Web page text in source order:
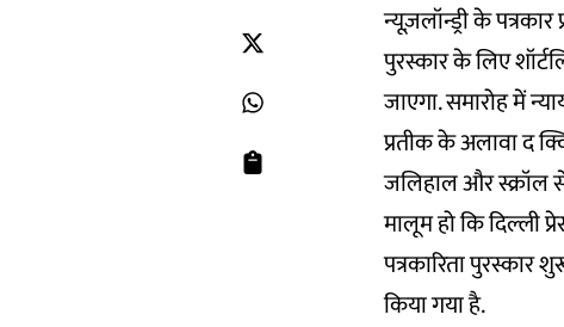
न्यूज़लॉन्ड्री के
पुरस्कार के लिए
जाएगा. समारोह में
प्रतीक के अलावा द
जलिहाल और स्क्रॉल
मालूम हो कि दिल्ली
पत्रकारिता पुरस्कार
किया गया है.